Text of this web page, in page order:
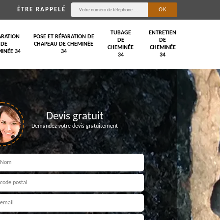
ÊTRE RAPPELÉ
DE
34
POSE ET RÉPARATION DE
CHAPEAU DE CHEMINÉE
34
TUBAGE
DE
CHEMINÉE
34
ENTRETIEN
DE
CHEMINÉE
34
Devis gratuit
Demandez votre devis gratuitement